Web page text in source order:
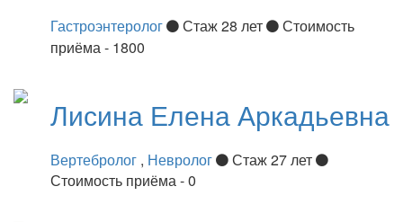
Гастроэнтеролог Стаж 28 лет
Стоимость
приёма - 1800
Лисина Елена Аркадьевна
Вертебролог , Невролог
Стаж 27 лет
Стоимость приёма - 0